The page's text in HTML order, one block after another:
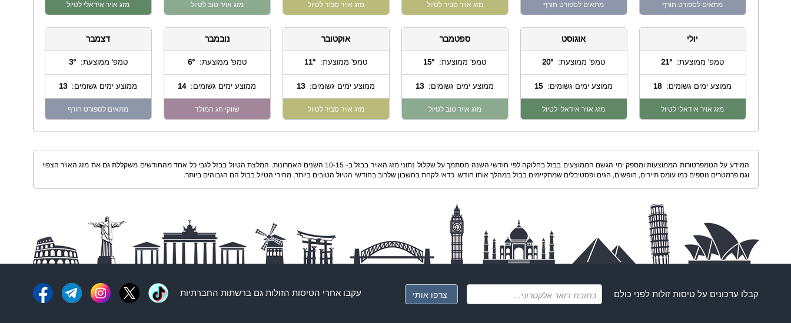
מתאים לספורט חורף מתאים לספורט חורף מזג אויר סביר לטיול מזג אויר סביר לטיול מזג אויר טוב לטיול מזג אויר אידאלי לטיול
יולי
טמפ' ממוצעת: 21°
ממוצע ימים גשומים:18
מזג אויר אידאלי לטיול
אוגוסט
טמפ' ממוצעת: 20°
ממוצע ימים גשומים:15
מזג אויר אידאלי לטיול
ספטמבר
טמפ' ממוצעת: 15°
ממוצע ימים גשומים:13
מזג אויר טוב לטיול
אוקטובר
טמפ' ממוצעת: 11°
ממוצע ימים גשומים:13
מזג אויר סביר לטיול
נובמבר
טמפ' ממוצעת:6°
ממוצע ימים גשומים:14
שווקי חג המולד
דצמבר
טמפ' ממוצעת:3°
ממוצע ימים גשומים:13
מתאים לספורט חורף
המידע על הטמפרטורות הממוצעות ומספק ימי הגשם הממוצעים בבזל בחלוקה לפי חודשי השנה מסתמך על שקלול נתוני מזג האויר בבזל ב- 10-15 השנים האחרונות. המלצת הטיול בבזל לגבי כל אחד מהחודשים משקללת גם את מזג האויר הצפוי
וגם פרמטרים נוספים כמו עומס תיירים, חופשים, חגים ופסטיבלים שמתקיימים בבזל במהלך אותו חודש. כדאי לקחת בחשבון שלרוב בחודשי הטיול הטובים ביותר, מחירי הטיול בבזל הם הגבוהים ביותר.
קבלו עדכונים על טיסות זולות לפני כולם עקבו אחרי הטיסות הזולות גם ברשתות החברתיות